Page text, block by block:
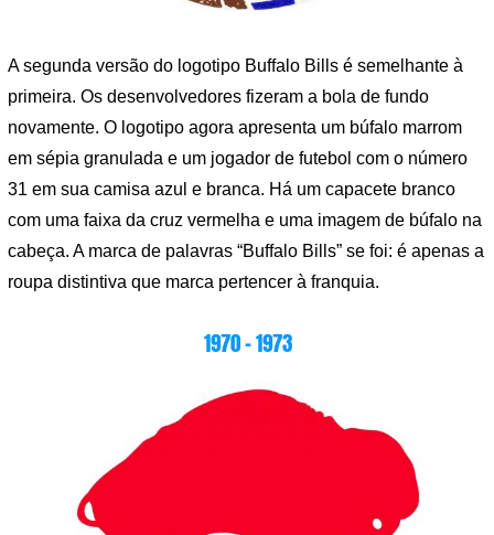
A segunda versão do logotipo Buffalo Bills é semelhante à
primeira. Os desenvolvedores fizeram a bola de fundo
novamente. O logotipo agora apresenta um búfalo marrom
em sépia granulada e um jogador de futebol com o número
31 em sua camisa azul e branca. Há um capacete branco
com uma faixa da cruz vermelha e uma imagem de búfalo na
cabeça. A marca de palavras “Buffalo Bills” se foi: é apenas a
roupa distintiva que marca pertencer à franquia.
1970 – 1973